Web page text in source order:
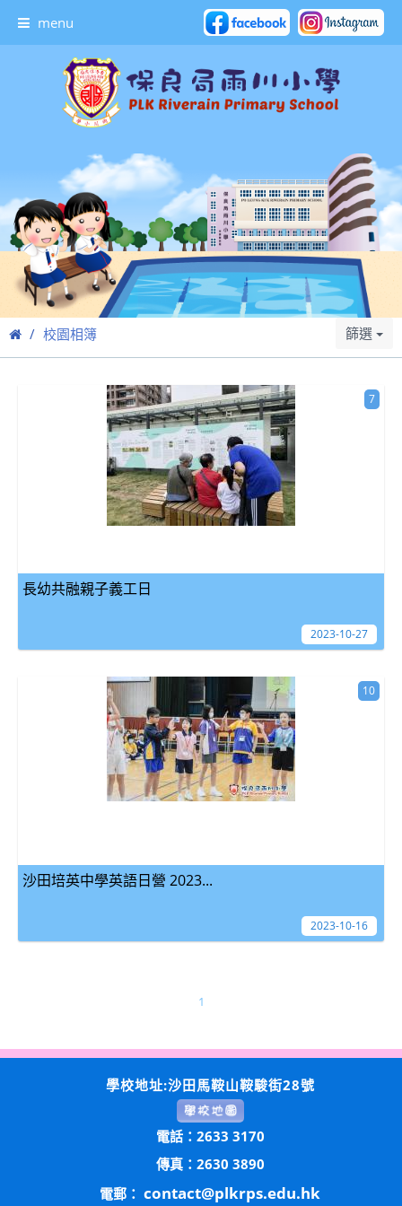
menu
校園相簿 篩選
長幼共融親子義工日
7
2023-10-27
沙田培英中學英語日營 2023...
10
2023-10-16
1
學校地址:沙田馬鞍山鞍駿街28號
電話：2633 3170
傳真：2630 3890
電郵： contact@plkrps.edu.hk